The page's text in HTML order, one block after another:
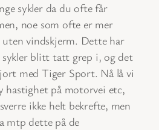
sykler da du ofte får
noe som ofte er mer
vindskjerm. Dette har
sykler blitt tatt grep i, og det
med Tiger Sport. Nå lå vi
hastighet på motorvei etc,
ikke helt bekrefte, men
mtp dette på de